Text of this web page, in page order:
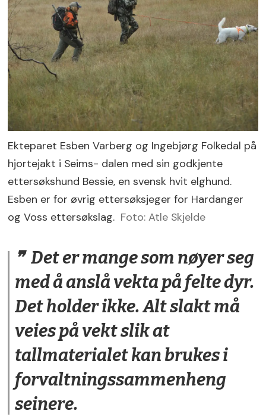
Ekteparet Esben Varberg og Ingebjørg Folkedal på
hjortejakt i Seims- dalen med sin godkjente
ettersøkshund Bessie, en svensk hvit elghund.
Esben er for øvrig ettersøksjeger for Hardanger
og Voss ettersøkslag. Foto: Atle Skjelde
Det er mange som nøyer seg
med å anslå vekta på felte dyr.
Det holder ikke. Alt slakt må
veies på vekt slik at
tallmaterialet kan brukes i
forvaltningssammenheng
seinere.